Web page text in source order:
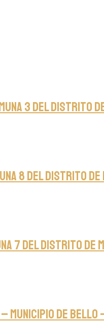
3 del Distrito
8 del Distrito de
7 del Distrito de
Municipio de